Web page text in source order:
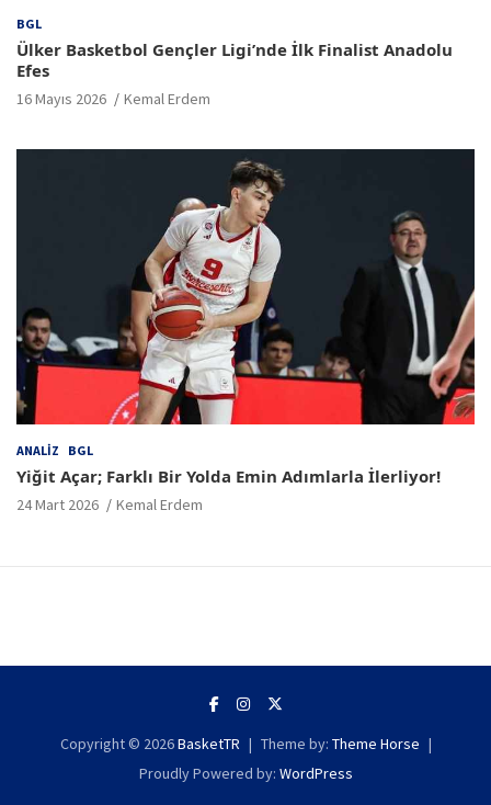
BGL
Ülker Basketbol Gençler Ligi’nde İlk Finalist Anadolu
Efes
16 Mayıs 2026 Kemal Erdem
ANALIZ BGL
Yiğit Açar; Farklı Bir Yolda Emin Adımlarla İlerliyor!
24 Mart 2026 Kemal Erdem
Copyright © 2026BasketTR Theme by: Theme Horse
Proudly Powered by: WordPress